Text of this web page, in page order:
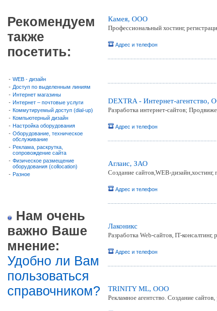
Рекомендуем
также
посетить:
- WEB - дизайн
- Доступ по выделенным линиям
- Интернет магазины
- Интернет – почтовые услуги
- Коммутируемый доступ (dial-up)
- Компьютерный дизайн
- Настройка оборудования
- Оборудование, техническое
обслуживание
- Реклама, раскрутка,
сопровождение сайта
- Физическое размещение
оборудования (collocation)
- Разное
Нам очень
важно Ваше
мнение:
Удобно ли Вам
пользоваться
справочником?
Камея, ООО
Профессиональный хостинг,
Адрес и телефон
DEXTRA - Интернет-агентство,
Разработка интернет-сайтов;
Адрес и телефон
Аглаис, ЗАО
Создание сайтов,WEB-
Адрес и телефон
Лаконикс
Разработка Web-сайтов, IT-
Адрес и телефон
TRINITY ML, ООО
Рекламное агентство. Создание